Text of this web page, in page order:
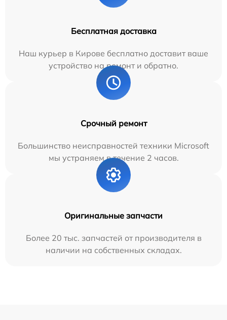
Бесплатная доставка
Наш курьер в Кирове бесплатно доставит ваше
устройство на ремонт и обратно.
Срочный ремонт
Большинство неисправностей техники Microsoft
мы устраняем в течение 2 часов.
Оригинальные запчасти
Более 20 тыс. запчастей от производителя в
наличии на собственных складах.